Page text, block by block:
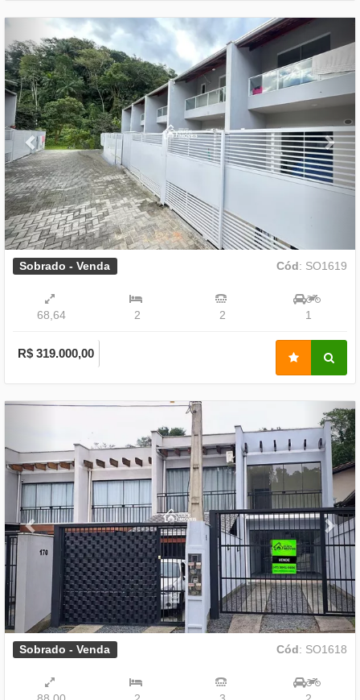
Previous
Sobrado - Venda Cód: SO1619
68,64 2 2 1
R$ 319.000,00
Previous
Sobrado - Venda Cód: SO1618